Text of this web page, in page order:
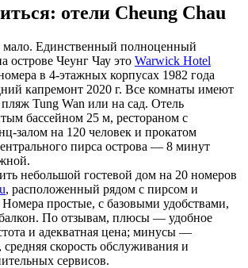
отели Cheung Chau
мало. Единственный полноценный
острове Чеунг Чау это Warwick Hotel
в 4-этажных корпусах 1982 года
капремонт 2020 г. Все комнаты имеют
Tung Wan или на сад. Отель
бассейном 25 м, рестораном с
залом на 120 человек и прокатом
пирса острова — 8 минут
небольшой гостевой дом на 20 номеров
, расположенный рядом с пирсом и
простые, с базовыми удобствами,
По отзывам, плюсы — удобное
и адекватная цена; минусы —
скорость обслуживания и
сервисов.